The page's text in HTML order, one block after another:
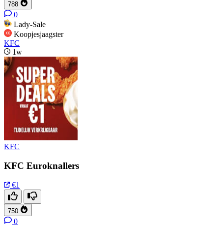
788
0
Lady-Sale
Koopjesjaagster
KFC
1w
KFC
KFC Euroknallers
€1
750
0